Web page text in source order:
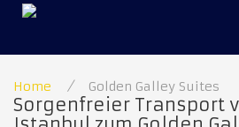
Home / Golden Galley Suites
Sorgenfreier Transport